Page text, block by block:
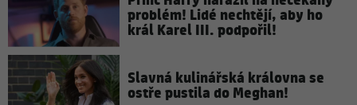
problém! Lidé nechtějí, aby ho
král Karel III. podpořil!
Slavná kulinářská královna se
ostře pustila do Meghan!